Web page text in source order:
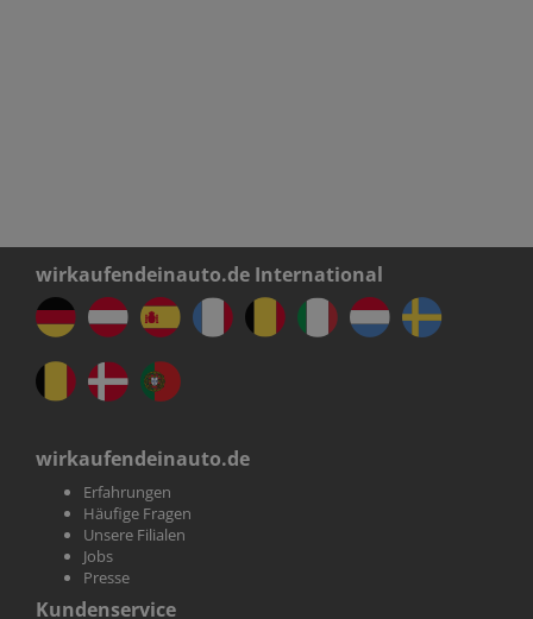
wirkaufendeinauto.de International
wirkaufendeinauto.de
Erfahrungen
Häufige Fragen
Unsere Filialen
Jobs
Presse
Kundenservice